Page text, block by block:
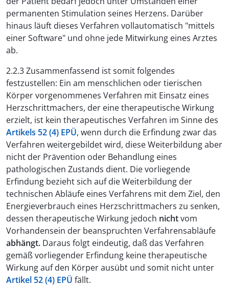
permanenten Stimulation seines Herzens. Darüber
hinaus läuft dieses Verfahren vollautomatisch "mittels
einer Software" und ohne jede Mitwirkung eines Arztes
ab.
2.2.3 Zusammenfassend ist somit folgendes
festzustellen: Ein am menschlichen oder tierischen
Körper vorgenommenes Verfahren mit Einsatz eines
Herzschrittmachers, der eine therapeutische Wirkung
erzielt, ist kein therapeutisches Verfahren im Sinne des
Artikels 52 (4) EPÜ, wenn durch die Erfindung zwar das
Verfahren weitergebildet wird, diese Weiterbildung aber
nicht der Prävention oder Behandlung eines
pathologischen Zustands dient. Die vorliegende
Erfindung bezieht sich auf die Weiterbildung der
technischen Abläufe eines Verfahrens mit dem Ziel, den
Energieverbrauch eines Herzschrittmachers zu senken,
dessen therapeutische Wirkung jedoch nichtvom
Vorhandensein der beanspruchten Verfahrensabläufe
abhängt. Daraus folgt eindeutig, daß das Verfahren
gemäß vorliegender Erfindung keine therapeutische
Wirkung auf den Körper ausübt und somit nicht unter
Artikel 52 (4) EPÜ fällt.